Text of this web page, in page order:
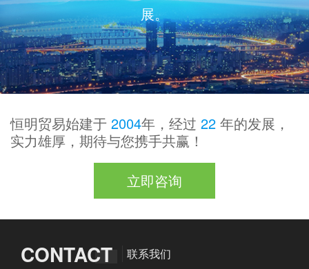
展。
恒明贸易始建于 2004年，经过 22 年的发展，
实力雄厚，期待与您携手共赢！
立即咨询
CONTACT 联系我们